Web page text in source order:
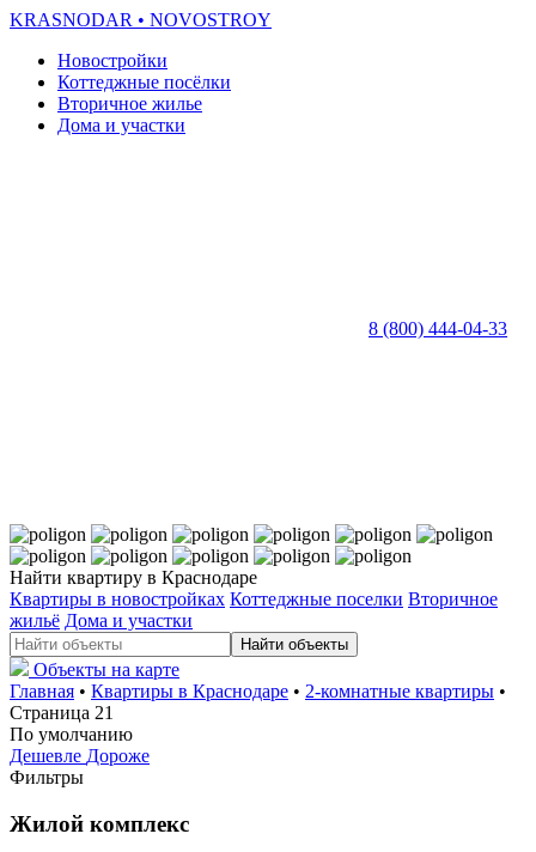
KRASNODAR • NOVOSTROY
Новостройки
Коттеджные посёлки
Вторичное жилье
Дома и участки
8 (800) 444-04-33
Найти квартиру в Краснодаре
Квартиры в новостройках Коттеджные поселки Вторичное
жильё Дома и участки
Найти объекты
Объекты на карте
Главная • Квартиры в Краснодаре • 2-комнатные квартиры •
Страница 21
По умолчанию
Дешевле Дороже
Фильтры
Жилой комплекс